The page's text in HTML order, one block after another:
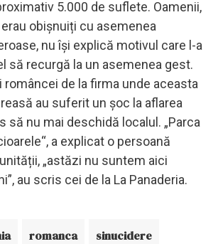
5.000 de suflete. Oamenii,
obișnuiți cu asemenea
nu își explică motivul care l-a
să recurgă la un asemenea gest.
româncei de la firma unde aceasta
au suferit un șoc la aflarea
să nu mai deschidă localul. „Parca
a explicat o persoană
„astăzi nu suntem aici
au scris cei de la La Panaderia.
romanca sinucidere